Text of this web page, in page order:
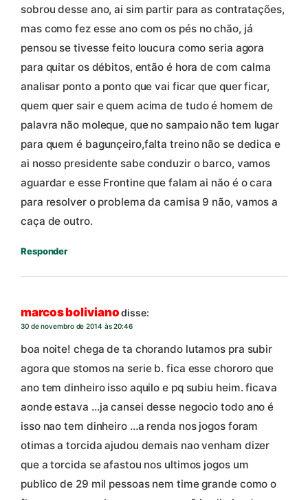
sobrou desse ano, ai sim partir para as contratações,
mas como fez esse ano com os pés no chão, já
pensou se tivesse feito loucura como seria agora
para quitar os débitos, então é hora de com calma
analisar ponto a ponto que vai ficar que quer ficar,
quem quer sair e quem acima de tudo é homem de
palavra não moleque, que no sampaio não tem lugar
para quem é bagunçeiro,falta treino não se dedica e
ai nosso presidente sabe conduzir o barco, vamos
aguardar e esse Frontine que falam ai não é o cara
para resolver o problema da camisa 9 não, vamos a
caça de outro.
Responder
marcos bolivianodisse:
30 de novembro de 2014 às 20:46
boa noite! chega de ta chorando lutamos pra subir
agora que stomos na serie b. fica esse chororo que
ano tem dinheiro isso aquilo e pq subiu heim. ficava
aonde estava …ja cansei desse negocio todo ano é
isso nao tem dinheiro …a renda nos jogos foram
otimas a torcida ajudou demais nao venham dizer
que a torcida se afastou nos ultimos jogos um
publico de 29 mil pessoas nem time grande como o